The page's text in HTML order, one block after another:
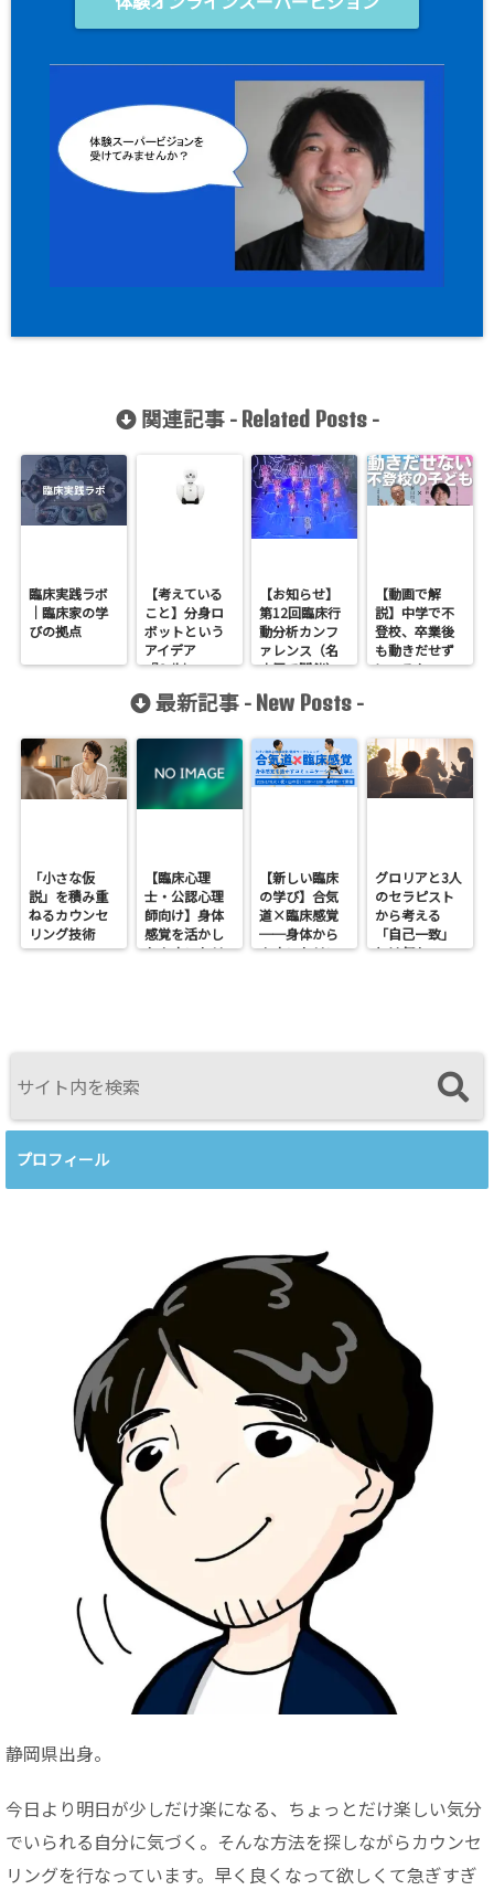
関連記事 - Related Posts-
臨床実践ラボ
｜臨床家の学
びの拠点
【考えている
こと】分身ロ
ボットという
アイデア
『Orihime』
【お知らせ】
第12回臨床行
動分析カンフ
ァレンス（名
古屋で開催）
【動画で解
説】中学で不
登校、卒業後
も動きだせず
にいるケース
最新記事 - New Posts -
「小さな仮
説」を積み重
ねるカウンセ
リング技術
【臨床心理
士・公認心理
師向け】身体
感覚を活かし
たカウンセリ
【新しい臨床
の学び】合気
道×臨床感覚
──身体から
カウンセリン
グロリアと3人
のセラピスト
から考える
「自己一致」
とは何か──
プロフィール
静岡県出身。
今日より明日が少しだけ楽になる、ちょっとだけ楽しい気分
でいられる自分に気づく。そんな方法を探しながらカウンセ
リングを行なっています。早く良くなって欲しくて急ぎすぎ